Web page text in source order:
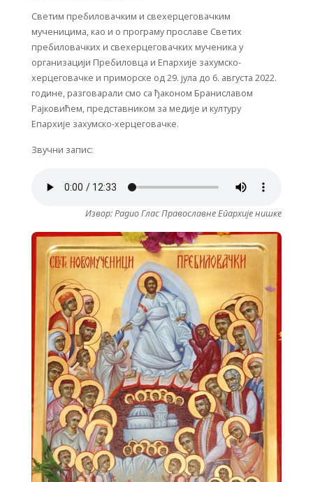
Светим пребиловачким и свехерцеговачким
мученицима, као и о програму прославе Светих
пребиловачких и свехерцеговачких мученика у
организацији Пребиловца и Епархије захумско-
херцеговачке и приморске од 29. јула до 6. августа 2022.
године, разговарали смо са ђаконом Браниславом
Рајковићем, представником за медије и културу
Епархије захумско-херцеговачке.
Звучни запис:
Извор: Радио Глас Православне Епархије нишке